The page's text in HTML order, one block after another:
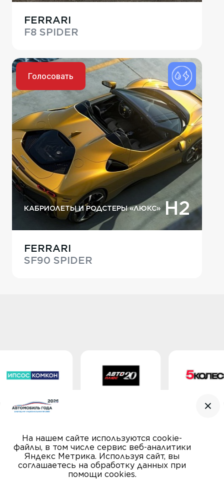
FERRARI
F8 SPIDER
Голосовать
КАБРИОЛЕТЫ И РОДСТЕРЫ «ЛЮКС» H2
FERRARI
SF90 SPIDER
На нашем сайте используются cookie-
файлы, в том числе сервис веб-аналитики
Яндекс Метрика. Используя сайт, вы
соглашаетесь на обработку данных при
помощи cookies.